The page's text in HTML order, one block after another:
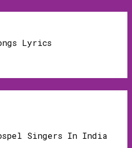
Lyrics
Singers In India